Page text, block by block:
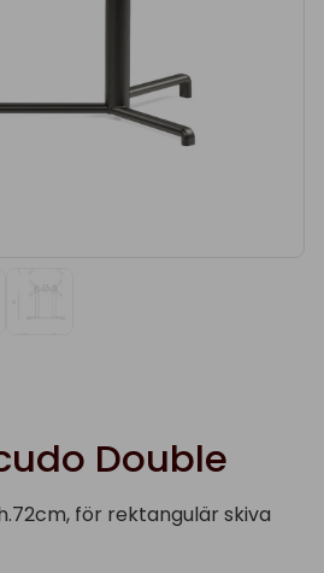
Double
för rektangulär skiva